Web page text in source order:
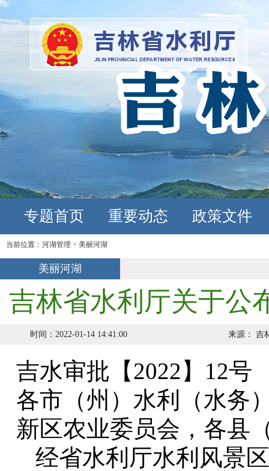
专题首页 重要动态 政策文件
当前位置： 河湖管理 > 美丽河湖
美丽河湖
吉林省水利厅关于公
时间：2022-01-14 14:41:00 来源： 吉
吉水审批【2022 】 12号
各市（州）水利（水务
新区农业委员会，各县
经省水利厅水利风景区